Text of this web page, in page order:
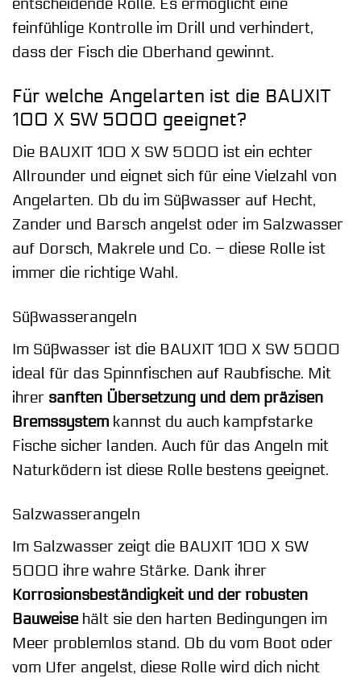
entscheidende Rolle. Es ermöglicht eine
feinfühlige Kontrolle im Drill und verhindert,
dass der Fisch die Oberhand gewinnt.
Für welche Angelarten ist die BAUXIT
100 X SW 5000 geeignet?
Die BAUXIT 100 X SW 5000 ist ein echter
Allrounder und eignet sich für eine Vielzahl von
Angelarten. Ob du im Süßwasser auf Hecht,
Zander und Barsch angelst oder im Salzwasser
auf Dorsch, Makrele und Co. – diese Rolle ist
immer die richtige Wahl.
Süßwasserangeln
Im Süßwasser ist die BAUXIT 100 X SW 5000
ideal für das Spinnfischen auf Raubfische. Mit
ihrer sanften Übersetzung und dem präzisen
Bremssystem kannst du auch kampfstarke
Fische sicher landen. Auch für das Angeln mit
Naturködern ist diese Rolle bestens geeignet.
Salzwasserangeln
Im Salzwasser zeigt die BAUXIT 100 X SW
5000 ihre wahre Stärke. Dank ihrer
Korrosionsbeständigkeit und der robusten
Bauweisehält sie den harten Bedingungen im
Meer problemlos stand. Ob du vom Boot oder
vom Ufer angelst, diese Rolle wird dich nicht